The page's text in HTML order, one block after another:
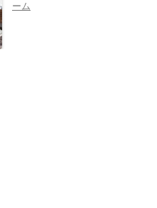
ーム